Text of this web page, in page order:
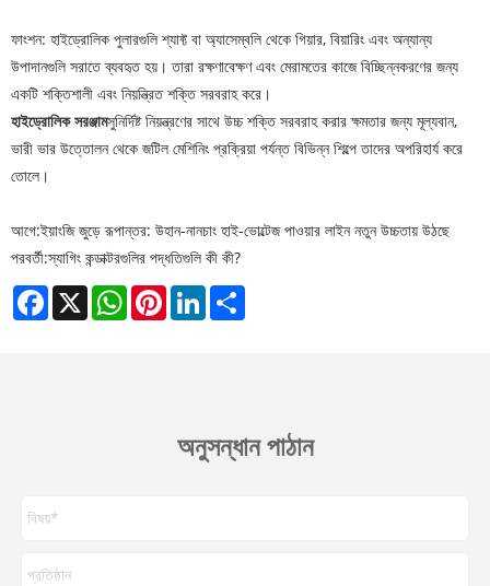
ফাংশন: হাইড্রোলিক পুলারগুলি শ্যাফ্ট বা অ্যাসেম্বলি থেকে গিয়ার, বিয়ারিং এবং অন্যান্য
উপাদানগুলি সরাতে ব্যবহৃত হয়। তারা রক্ষণাবেক্ষণ এবং মেরামতের কাজে বিচ্ছিন্নকরণের জন্য
একটি শক্তিশালী এবং নিয়ন্ত্রিত শক্তি সরবরাহ করে।
হাইড্রোলিক সরঞ্জামসুনির্দিষ্ট নিয়ন্ত্রণের সাথে উচ্চ শক্তি সরবরাহ করার ক্ষমতার জন্য মূল্যবান,
ভারী ভার উত্তোলন থেকে জটিল মেশিনিং প্রক্রিয়া পর্যন্ত বিভিন্ন শিল্পে তাদের অপরিহার্য করে
তোলে।
আগে:ইয়াংজি জুড়ে রূপান্তর: উহান-নানচাং হাই-ভোল্টেজ পাওয়ার লাইন নতুন উচ্চতায় উঠছে
পরবর্তী:স্যাগিং কন্ডাক্টরগুলির পদ্ধতিগুলি কী কী?
Facebook
X WhatsAppPinterestLinkedIn
অনুসন্ধান পাঠান